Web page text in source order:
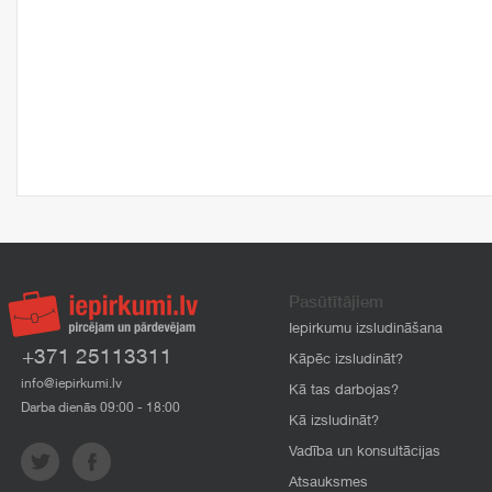
+371 25113311
info@iepirkumi.lv
Darba dienās 09:00 - 18:00
Pasūtītājiem
Iepirkumu izsludināšana
Kāpēc izsludināt?
Kā tas darbojas?
Kā izsludināt?
Vadība un konsultācijas
Atsauksmes